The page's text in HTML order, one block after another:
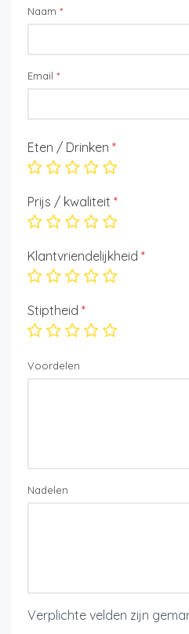
Naam *
Email *
Eten / Drinken *
Prijs / kwaliteit *
Klantvriendelijkheid *
Stiptheid *
Voordelen
Nadelen
Verplichte velden zijn